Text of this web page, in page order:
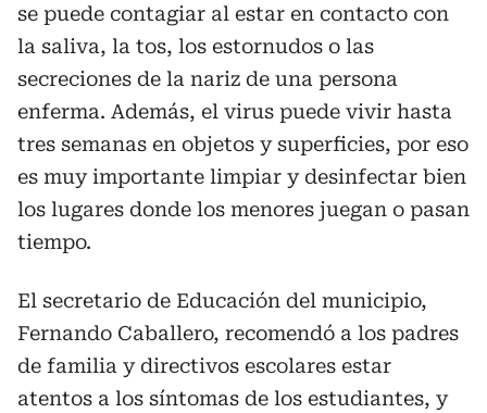
se puede contagiar al estar en contacto con
la saliva, la tos, los estornudos o las
secreciones de la nariz de una persona
enferma. Además, el virus puede vivir hasta
tres semanas en objetos y superficies, por eso
es muy importante limpiar y desinfectar bien
los lugares donde los menores juegan o pasan
tiempo.
El secretario de Educación del municipio,
Fernando Caballero, recomendó a los padres
de familia y directivos escolares estar
atentos a los síntomas de los estudiantes, y